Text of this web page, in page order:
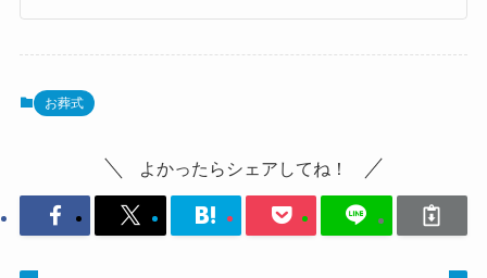
お葬式
よかったらシェアしてね！